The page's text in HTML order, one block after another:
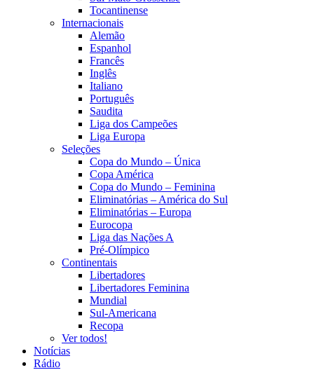
Tocantinense
Internacionais
Alemão
Espanhol
Francês
Inglês
Italiano
Português
Saudita
Liga dos Campeões
Liga Europa
Seleções
Copa do Mundo – Única
Copa América
Copa do Mundo – Feminina
Eliminatórias – América do Sul
Eliminatórias – Europa
Eurocopa
Liga das Nações A
Pré-Olímpico
Continentais
Libertadores
Libertadores Feminina
Mundial
Sul-Americana
Recopa
Ver todos!
Notícias
Rádio